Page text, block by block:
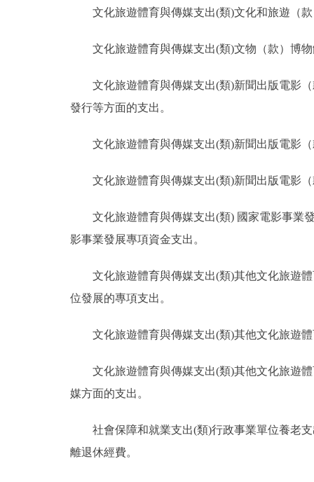
文化旅遊體育與傳媒支出(類)文化和旅遊（
文化旅遊體育與傳媒支出(類)文物（款）博
文化旅遊體育與傳媒支出(類)新聞出版電影
發行等方面的支出。
文化旅遊體育與傳媒支出(類)新聞出版電影
文化旅遊體育與傳媒支出(類)新聞出版電影
文化旅遊體育與傳媒支出(類) 國家電影事業
影事業發展專項資金支出。
文化旅遊體育與傳媒支出(類)其他文化旅遊
位發展的專項支出。
文化旅遊體育與傳媒支出(類)其他文化旅遊
文化旅遊體育與傳媒支出(類)其他文化旅遊
媒方面的支出。
社會保障和就業支出(類)行政事業單位養老
離退休經費。